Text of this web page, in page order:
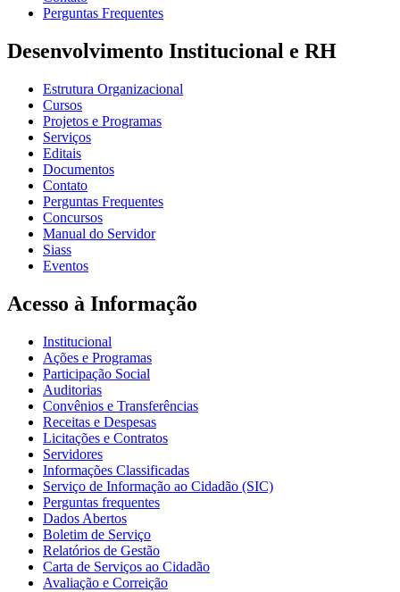
Perguntas Frequentes
Desenvolvimento Institucional e RH
Estrutura Organizacional
Cursos
Projetos e Programas
Serviços
Editais
Documentos
Contato
Perguntas Frequentes
Concursos
Manual do Servidor
Siass
Eventos
Acesso à Informação
Institucional
Ações e Programas
Participação Social
Auditorias
Convênios e Transferências
Receitas e Despesas
Licitações e Contratos
Servidores
Informações Classificadas
Serviço de Informação ao Cidadão (SIC)
Perguntas frequentes
Dados Abertos
Boletim de Serviço
Relatórios de Gestão
Carta de Serviços ao Cidadão
Avaliação e Correição